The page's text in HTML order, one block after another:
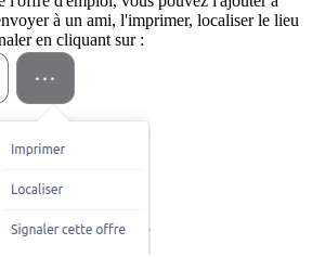
à un ami, l'imprimer, localiser le lieu
en cliquant sur :